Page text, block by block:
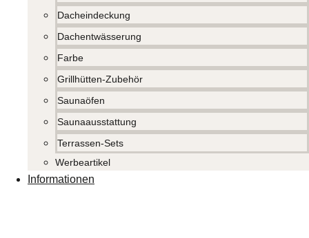
Dacheindeckung
Dachentwässerung
Farbe
Grillhütten-Zubehör
Saunaöfen
Saunaausstattung
Terrassen-Sets
Werbeartikel
Informationen